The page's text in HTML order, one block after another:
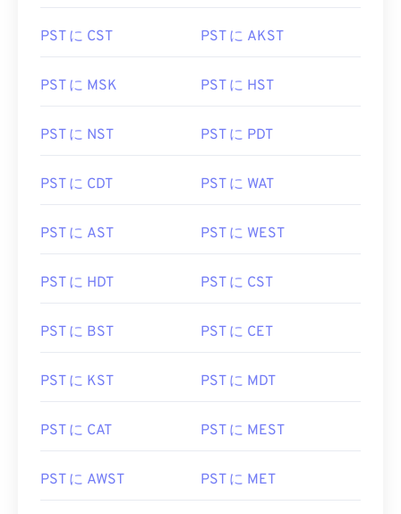
PST に CST PST に AKST
PST に MSK PST に HST
PST に NST PST に PDT
PST に CDT PST に WAT
PST に AST PST に WEST
PST に HDT PST に CST
PST に BST PST に CET
PST に KST PST に MDT
PST に CAT PST に MEST
PST に AWST PST に MET